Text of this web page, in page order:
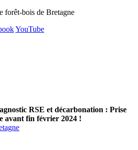
forêt-bois de Bretagne
YouTube
RSE et décarbonation : Prise
avant fin février 2024 !